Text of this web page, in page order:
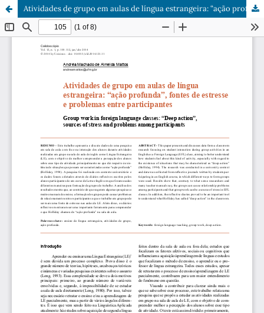
Atividades de grupo em aulas de língua estrangeira: “ação profunda”, fontes de estresse e problemas entre participantes